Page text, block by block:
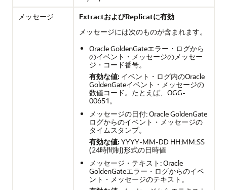
メッセージ
ExtractおよびReplicatに有効
メッセージには次のものが含まれます。
Oracle GoldenGateエラー・ログから
のイベント・メッセージのメッセー
ジ・コード番号。
有効な値: イベント・ログ内のOracle
GoldenGateイベント・メッセージの
数値コード。たとえば、OGG-
00651。
メッセージの日付:Oracle GoldenGate
ログからのイベント・メッセージの
タイムスタンプ。
有効な値: YYYY-MM-DD HH:MM:SS
(24時間制)形式の日時値
メッセージ・テキスト:Oracle
GoldenGateエラー・ログからのイベ
ント・メッセージのテキスト。